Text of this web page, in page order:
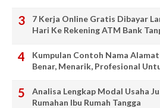
7 Kerja Online Gratis Dibayar
Hari Ke Rekening ATM Bank
Kumpulan Contoh Nama Alamat
Benar, Menarik, Profesional
Analisa Lengkap Modal Usaha
Rumahan Ibu Rumah Tangga